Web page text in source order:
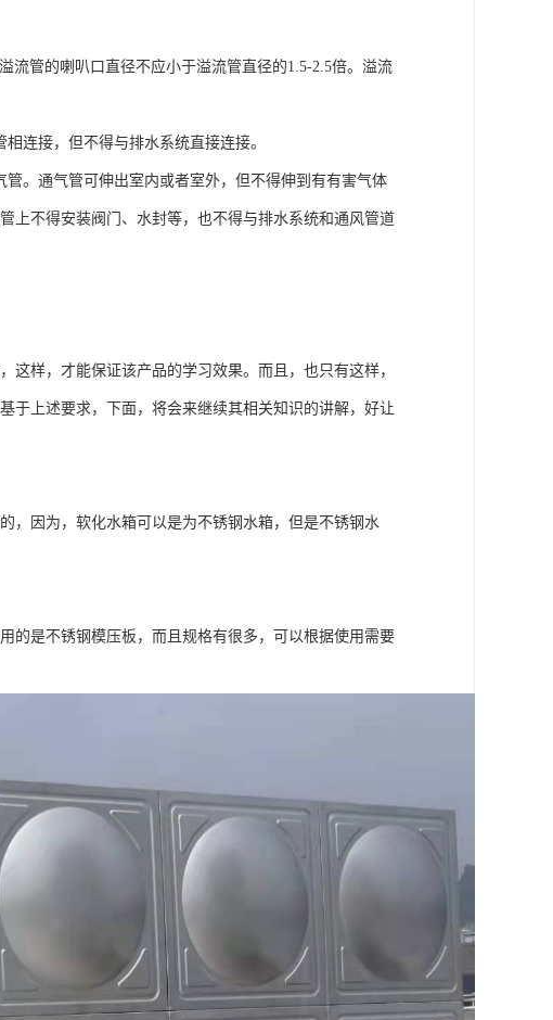
流管的喇叭口直径不应小于溢流管直径的1.5-2.5倍。溢流
连接，但不得与排水系统直接连接。
。通气管可伸出室内或者室外，但不得伸到有有害气体
上不得安装阀门、水封等，也不得与排水系统和通风管道
样，才能保证该产品的学习效果。而且，也只有这样，
于上述要求，下面，将会来继续其相关知识的讲解，好让
，因为，软化水箱可以是为不锈钢水箱，但是不锈钢水
的是不锈钢模压板，而且规格有很多，可以根据使用需要